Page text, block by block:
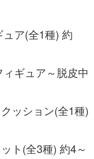
ュア(全1種) 約
ギュア～脱皮中
ッション(全1種)
ト(全3種) 約4～